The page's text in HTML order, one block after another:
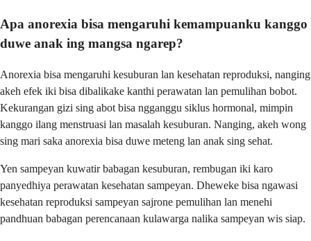
Apa anorexia bisa mengaruhi kemampuanku kanggo
duwe anak ing mangsa ngarep?
Anorexia bisa mengaruhi kesuburan lan kesehatan reproduksi, nanging
akeh efek iki bisa dibalikake kanthi perawatan lan pemulihan bobot.
Kekurangan gizi sing abot bisa ngganggu siklus hormonal, mimpin
kanggo ilang menstruasi lan masalah kesuburan. Nanging, akeh wong
sing mari saka anorexia bisa duwe meteng lan anak sing sehat.
Yen sampeyan kuwatir babagan kesuburan, rembugan iki karo
panyedhiya perawatan kesehatan sampeyan. Dheweke bisa ngawasi
kesehatan reproduksi sampeyan sajrone pemulihan lan menehi
pandhuan babagan perencanaan kulawarga nalika sampeyan wis siap.